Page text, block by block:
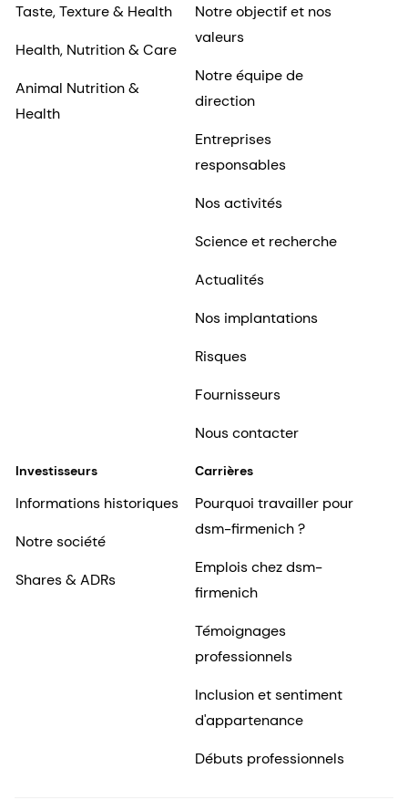
Taste, Texture & Health
Health, Nutrition & Care
Animal Nutrition &
Health
Notre objectif et nos
valeurs
Notre équipe de
direction
Entreprises
responsables
Nos activités
Science et recherche
Actualités
Nos implantations
Risques
Fournisseurs
Nous contacter
Investisseurs
Informations historiques
Notre société
Shares & ADRs
Carrières
Pourquoi travailler pour
dsm-firmenich ?
Emplois chez dsm-
firmenich
Témoignages
professionnels
Inclusion et sentiment
d'appartenance
Débuts professionnels